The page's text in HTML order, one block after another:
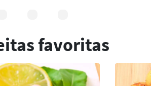
favoritas